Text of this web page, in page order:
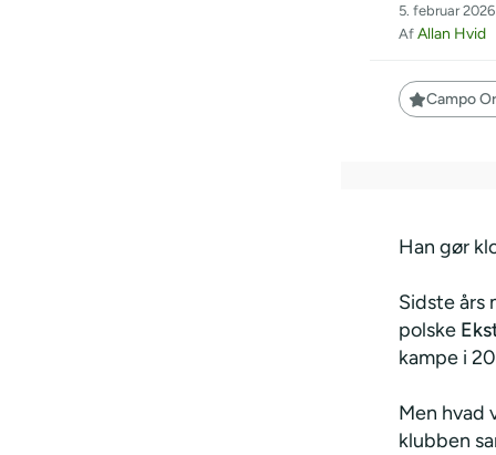
5. februar 2026
Af Allan Hvid
Campo
Han gør
Sidste års
polske
kampe i
Men hvad
klubben